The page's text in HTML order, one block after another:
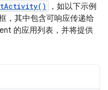
，如以下示例
，其中包含可响应传递给
的应用列表，并将提供